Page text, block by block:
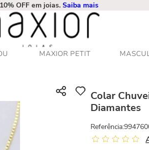
OFF em joias. Saiba mais
MAXIOR PETIT
Colar
Diamantes
Referência: